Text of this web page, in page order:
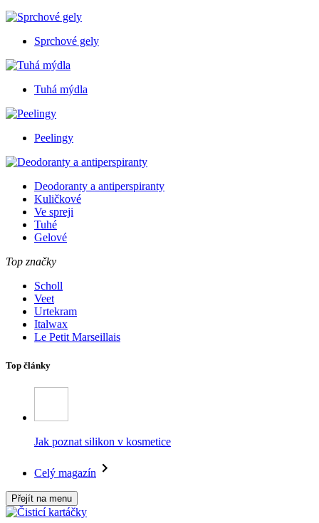
Sprchové gely
Tuhá mýdla
Peelingy
Deodoranty a antiperspiranty
Kuličkové
Ve spreji
Tuhé
Gelové
Top značky
Scholl
Veet
Urtekram
Italwax
Le Petit Marseillais
Top články
Jak poznat silikon v kosmetice
Celý magazín
Přejít na menu